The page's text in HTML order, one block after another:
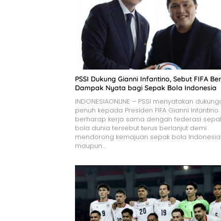
PSSI Dukung Gianni Infantino, Sebut FIFA
Dampak Nyata bagi Sepak Bola Indonesia
INDONESIAONLINE – PSSI menyatakan
penuh kepada Presiden FIFA Gianni
berharap kerja sama dengan federasi
bola dunia tersebut terus berlanjut demi
mendorong kemajuan sepak bola Indonesia
maupun…